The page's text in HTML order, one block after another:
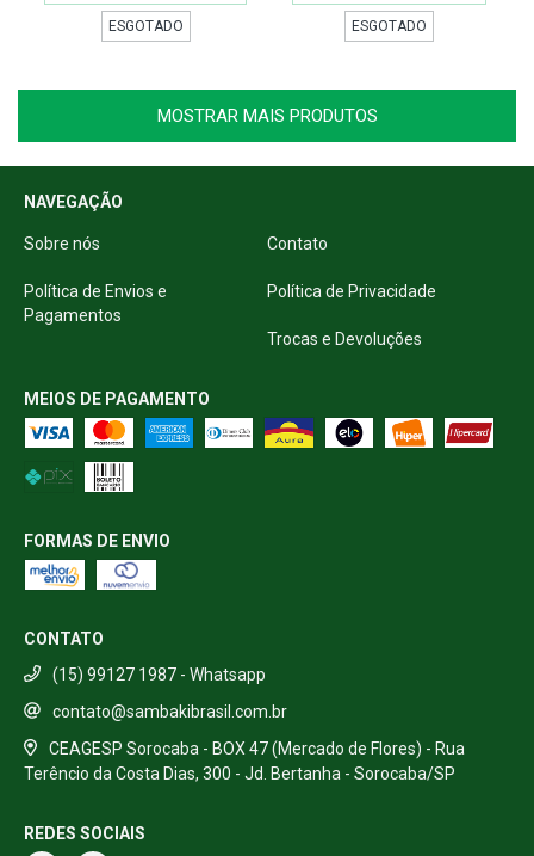
ESGOTADO ESGOTADO
MOSTRAR MAIS PRODUTOS
NAVEGAÇÃO
Sobre nós Contato
Política de Envios e
Pagamentos
Política de Privacidade
Trocas e Devoluções
MEIOS DE PAGAMENTO
FORMAS DE ENVIO
CONTATO
(15) 99127 1987 - Whatsapp
contato@sambakibrasil.com.br
CEAGESP Sorocaba - BOX 47 (Mercado de Flores) - Rua
Terêncio da Costa Dias, 300 - Jd. Bertanha - Sorocaba/SP
REDES SOCIAIS